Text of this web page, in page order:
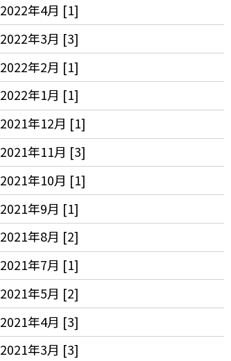
2022年4月 [1]
2022年3月 [3]
2022年2月 [1]
2022年1月 [1]
2021年12月 [1]
2021年11月 [3]
2021年10月 [1]
2021年9月 [1]
2021年8月 [2]
2021年7月 [1]
2021年5月 [2]
2021年4月 [3]
2021年3月 [3]